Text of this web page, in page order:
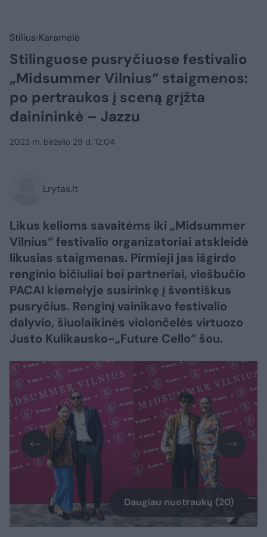
Stilius Karamelė
Stilinguose pusryčiuose festivalio
„Midsummer Vilnius“ staigmenos:
po pertraukos į sceną grįžta
dainininkė – Jazzu
2023 m. birželio 29 d. 12:04
Lrytas.lt
Likus kelioms savaitėms iki „Midsummer
Vilnius“ festivalio organizatoriai atskleidė
likusias staigmenas. Pirmieji jas išgirdo
renginio bičiuliai bei partneriai, viešbučio
PACAI kiemelyje susirinkę į šventiškus
pusryčius. Renginį vainikavo festivalio
dalyvio, šiuolaikinės violončelės virtuozo
Justo Kulikausko-„Future Cello“ šou.
Daugiau nuotraukų (20)